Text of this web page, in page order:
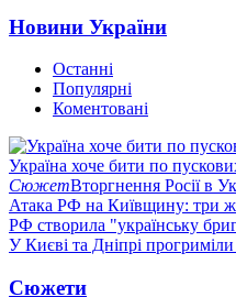
Новини України
Останні
Популярні
Коментовані
Україна хоче бити по
СюжетВторгнення Росії в
Атака РФ на Київщину: три
РФ створила "українську
У Києві та Дніпрі
Сюжети